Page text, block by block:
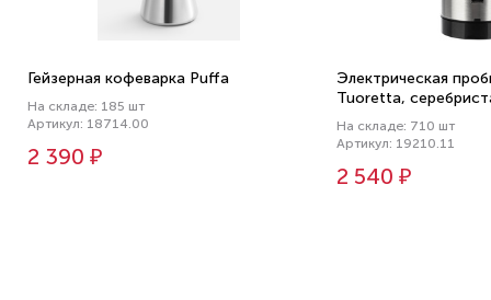
Гейзерная кофеварка Puffa
На складе: 185 шт
Артикул: 18714.00
2 390 ₽
Электрическая
Tuoretta,
На складе: 710 шт
Артикул: 19210.11
2 540 ₽